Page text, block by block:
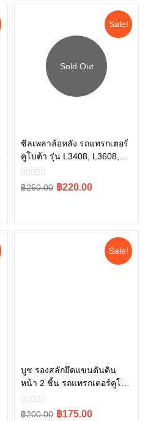
Sale!
ซีลเพลาล้อหลัง รถแทรกเตอร์
คูโบต้า รุ่น L3408, L3608,
L4018 , TC422-44512
฿250.00
Original ฿220.00
Current
อ่านเพิ่ม
Sale!
บูช รองสลักยึดแขนดันดิน
หน้า 2 ชิ้น รถแทรกเตอร์คูโบต้
า รุ่น L4708, L5018 FD185
FD186 w9558-52111 = 2
฿200.00
Original ฿175.00
Current
หยิบใส่ตะกร้า